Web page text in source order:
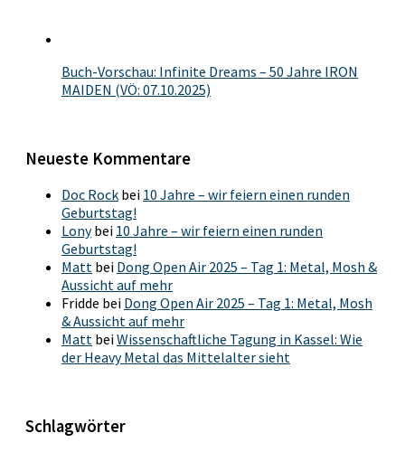
Buch-Vorschau: Infinite Dreams – 50 Jahre IRON
MAIDEN (VÖ: 07.10.2025)
Neueste Kommentare
Doc Rock bei 10 Jahre – wir feiern einen runden
Geburtstag!
Lonybei 10 Jahre – wir feiern einen runden
Geburtstag!
Matt bei Dong Open Air 2025 – Tag 1: Metal, Mosh &
Aussicht auf mehr
Fridde bei Dong Open Air 2025 – Tag 1: Metal, Mosh
& Aussicht auf mehr
Matt beiWissenschaftliche Tagung in Kassel: Wie
der Heavy Metal das Mittelalter sieht
Schlagwörter